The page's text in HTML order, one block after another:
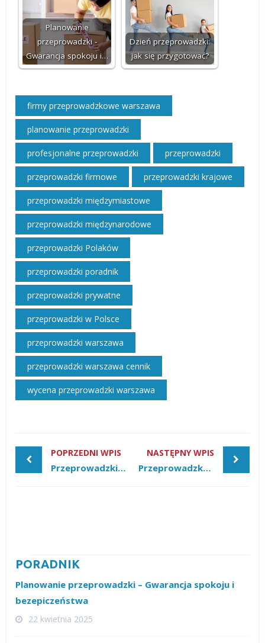
Planowanie
przeprowadzki -
Gwarancja spokoju i…
Dzień przeprowadzki:
jak się przygotować?
firmy przeprowadzkowe warszawa
planowanie przeprowadzki
profesjonalne przeprowadzki przeprowadzki
przeprowadzki firmowe przeprowadzki krajowe
przeprowadzki międzymiastowe
przeprowadzki międzynarodowe
przeprowadzki Polaków
przeprowadzki poradnik
przeprowadzki prywatne
przeprowadzki w Polsce
przeprowadzki warszawa
przeprowadzki warszawa cennik
wycena przeprowadzki warszawa
POPRZEDNI WPIS
Przeprowadzki w czasie pandemii – szybko, bezpiecznie, terminowo
NASTĘPNY WPIS
Przeprowadzka studenta – Dlaczego warto skorzystać z pomocy firmy przeprowadzkowej?
PORADNIK
Planowanie przeprowadzki – Gwarancja spokoju i
bezepiczeństwa
22 kwietnia 2025